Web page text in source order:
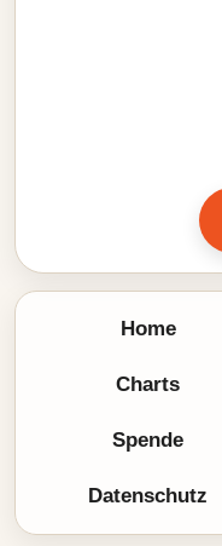
Home
Charts
Spende
Datenschutz